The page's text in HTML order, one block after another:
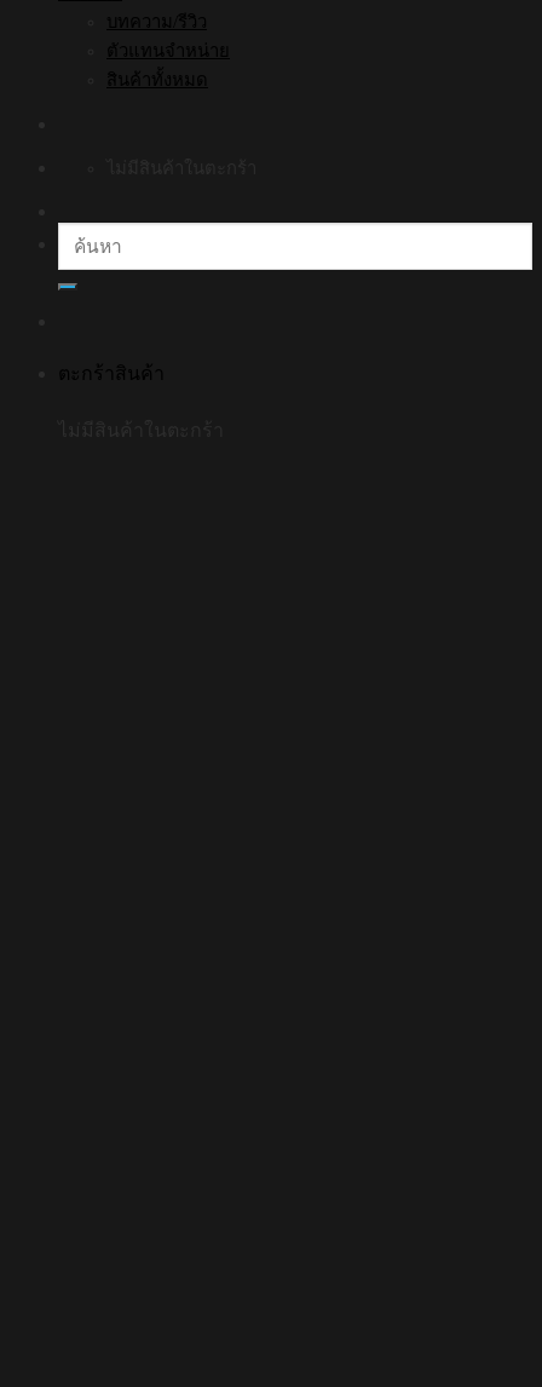
บทความ/รีวิว
ตัวแทนจำหน่าย
สินค้าทั้งหมด
ค้นหา:
ตะกร้าสินค้า